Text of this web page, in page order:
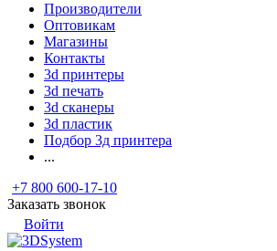
Производители
Оптовикам
Магазины
Контакты
3d принтеры
3d печать
3d сканеры
3d пластик
Подбор 3д принтера
...
+7 800 600-17-10
Заказать звонок
Войти